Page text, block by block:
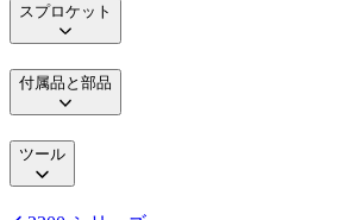
スプロケット
付属品と部品
ツール